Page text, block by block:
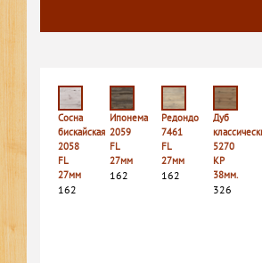
Сосна
бискайская
2058
FL
27мм
162
Ипонема
2059
FL
27мм
162
Редондо
7461
FL
27мм
162
Дуб
5270
КР
38мм.
326